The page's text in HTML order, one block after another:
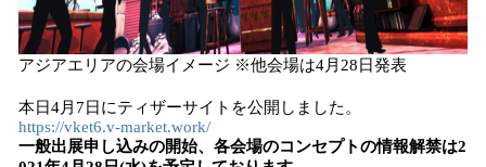
アジアエリアの会場イメージ ※他会場は4月28日発表
​本日4月7日にティザーサイトを公開しました。
https://vket6.v-market.work/
一般出展申し込みの開始、各会場のコンセプトの情報解禁は2